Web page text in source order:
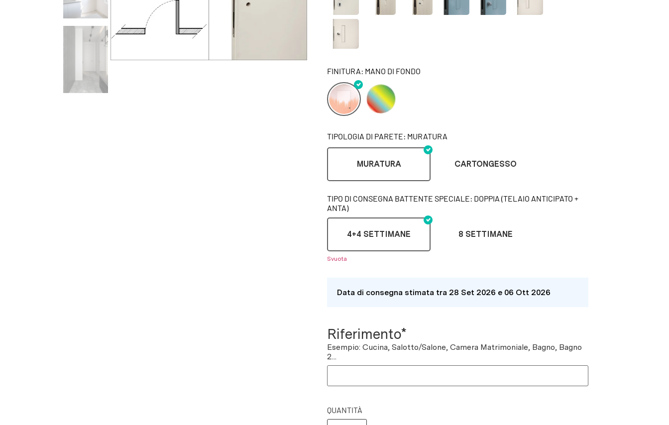
FINITURA: MANO DI FONDO
TIPOLOGIA DI PARETE: MURATURA
MURATURA CARTONGESSO
TIPO DI CONSEGNA BATTENTE SPECIALE: DOPPIA (TELAIO ANTICIPATO +
ANTA)
4+4 SETTIMANE 8 SETTIMANE
Svuota
Data di consegna stimata tra 28 Set 2026 e 06 Ott 2026
Riferimento*
Esempio: Cucina, Salotto/Salone, Camera Matrimoniale, Bagno, Bagno
2...
QUANTITÀ